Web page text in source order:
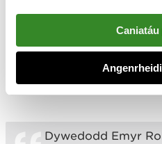
yn Ardaloedd
ymysg y
Ewrop.”
Dywedodd Emyr